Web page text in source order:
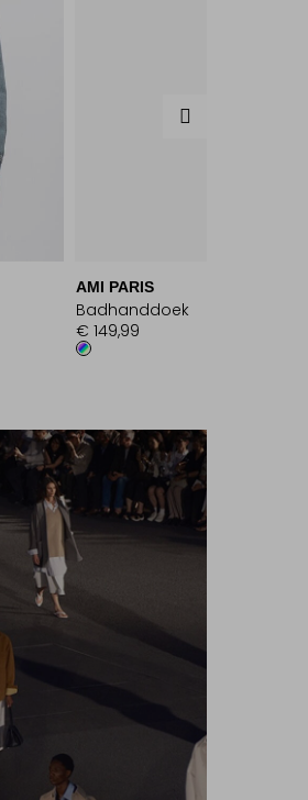
AMI PARIS
Badhanddoek
€ 149,99